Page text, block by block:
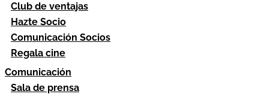
Club de ventajas
Hazte Socio
Comunicación Socios
Regala cine
Comunicación
Sala de prensa